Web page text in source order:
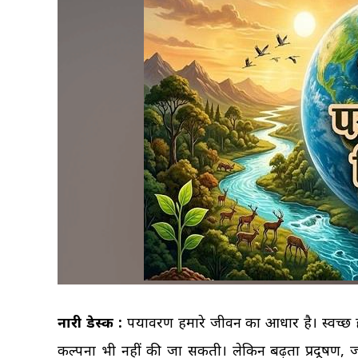
नारी डेस्क : पर्यावरण हमारे जीवन का आधार है।
कल्पना भी नहीं की जा सकती। लेकिन बढ़ता प्रदूषण,